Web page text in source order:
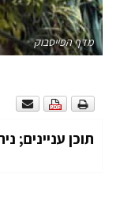
מדף הפייסבוק
תוכן עניינים;